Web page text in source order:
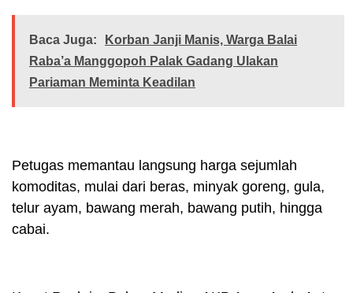
Baca Juga:
Korban Janji Manis, Warga Balai
Raba’a Manggopoh Palak Gadang Ulakan
Pariaman Meminta Keadilan
Petugas memantau langsung harga sejumlah
komoditas, mulai dari beras, minyak goreng, gula,
telur ayam, bawang merah, bawang putih, hingga
cabai.